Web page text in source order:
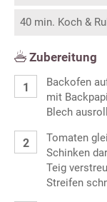
40 min. Koch &
Zubereitung
Backofen
mit
Blech
Tomaten
Schinken
Teig
Streifen